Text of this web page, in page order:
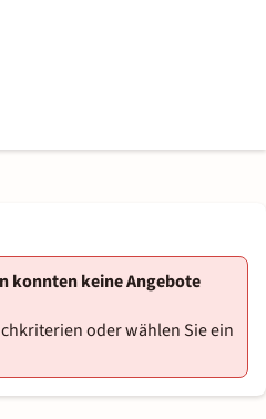
konnten keine Angebote
oder wählen Sie ein